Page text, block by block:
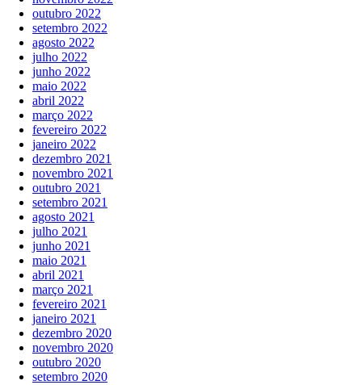
outubro 2022
setembro 2022
agosto 2022
julho 2022
junho 2022
maio 2022
abril 2022
março 2022
fevereiro 2022
janeiro 2022
dezembro 2021
novembro 2021
outubro 2021
setembro 2021
agosto 2021
julho 2021
junho 2021
maio 2021
abril 2021
março 2021
fevereiro 2021
janeiro 2021
dezembro 2020
novembro 2020
outubro 2020
setembro 2020